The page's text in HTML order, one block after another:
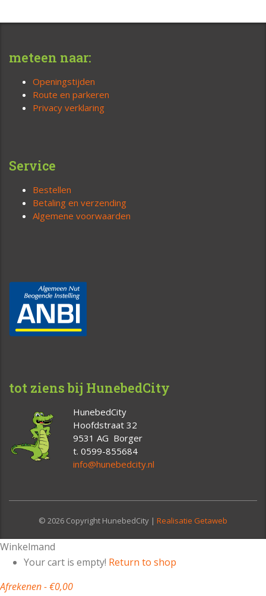
meteen naar:
Openingstijden
Route en parkeren
Privacy verklaring
Service
Bestellen
Betaling en verzending
Algemene voorwaarden
tot ziens bij HunebedCity
HunebedCity
Hoofdstraat 32
9531 AG Borger
t. 0599-855684
info@hunebedcity.nl
© 2026 Copyright HunebedCity | Realisatie Getaweb
Winkelmand
Your cart is empty! Return to shop
Afrekenen-€0,00